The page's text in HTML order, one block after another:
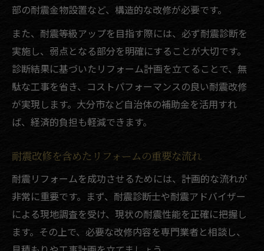
部の耐震金物設置など、構造的な改修が必要です。
また、耐震等級アップを目指す際には、必ず耐震診断を
実施し、弱点となる部分を明確にすることが大切です。
診断結果に基づいたリフォーム計画を立てることで、無
駄な工事を省き、コストパフォーマンスの良い耐震改修
が実現します。大分市など自治体の補助金を活用すれ
ば、経済的負担も軽減できます。
耐震改修を含めたリフォームの重要な流れ
耐震リフォームを成功させるためには、計画的な流れが
非常に重要です。まず、耐震診断士や耐震アドバイザー
による現地調査を受け、現状の耐震性能を正確に把握し
ます。その上で、必要な改修内容を専門業者と相談し、